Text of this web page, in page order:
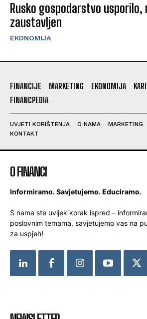
Rusko gospodarstvo
zaustavljen
EKONOMIJA
FINANCIJE MARKETING EKONOMIJA
FINANCPEDIA
UVJETI KORIŠTENJA O NAMA MARKETING
KONTAKT
O FINANCI
Informiramo. Savjetujemo. Educiramo.
S nama ste uvijek korak ispred –
poslovnim temama, savjetujemo vas na
za uspjeh!